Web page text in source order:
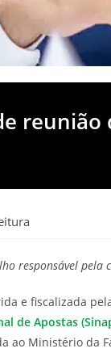
reunião
responsável pela
e fiscalizada
de Apostas
ao Ministério da